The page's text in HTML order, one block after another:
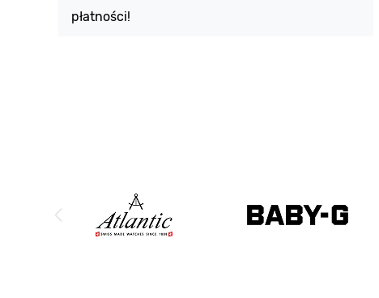
płatności!